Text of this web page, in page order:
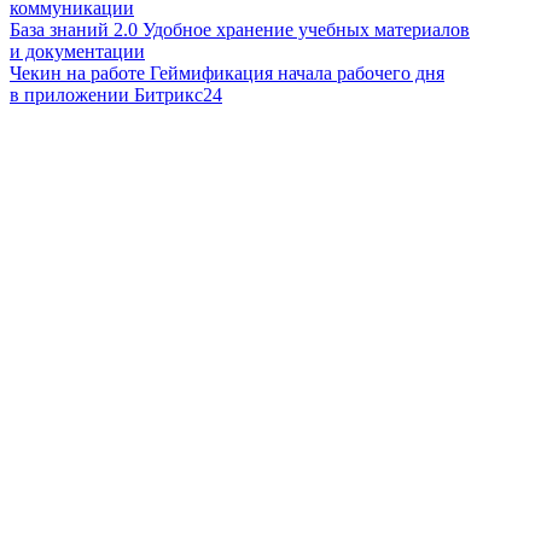
коммуникации
База знаний 2.0 Удобное хранение учебных материалов
и документации
Чекин на работе Геймификация начала рабочего дня
в приложении Битрикс24